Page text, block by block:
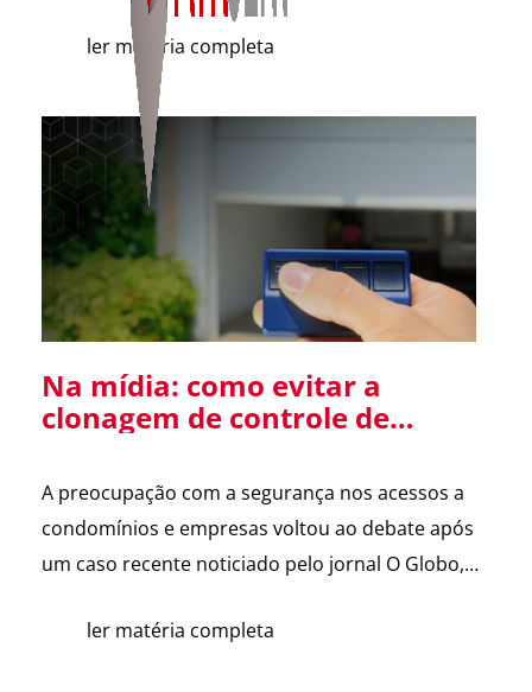
Pessoal, Portaria e Facilities, vem a público
esclarecer que não possui qualquer relação
societária, comercial ou de atuação com o Grupo
Aster citado em recentes matérias jornalísticas
sobre a operação da Polícia Federal no setor […]
ler matéria completa
Na mídia: como evitar a
clonagem de controle de
A preocupação com a segurança nos acessos a
condomínios e empresas voltou ao debate após
um caso recente noticiado pelo jornal O Globo,
portão eletrônico em um assalto fatal em São
ler matéria completa